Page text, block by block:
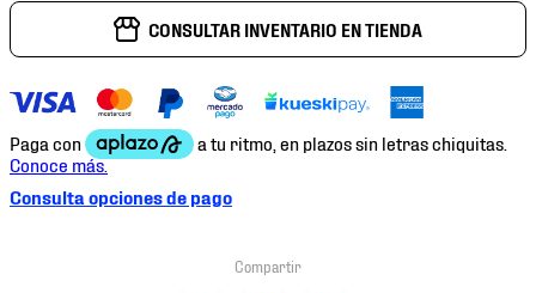
CONSULTAR INVENTARIO EN TIENDA
Consulta opciones de pago
10. tenis nike